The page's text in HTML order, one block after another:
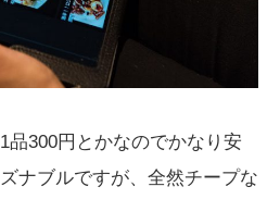
品300円とかなのでかなり安
ナブルですが、全然チープな